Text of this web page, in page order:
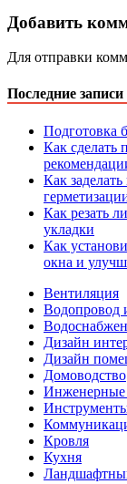
Добавить
Для отправки
Последние записи
Подготовка
Как сделать
Как
Как резать
укладки
Как
окна и
Вентиляция
Водопровод
Дизайн
Дизайн
Домоводство
Инженерные
Кровля
Кухня